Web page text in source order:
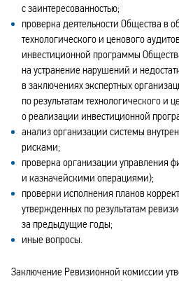
с заинтересованностью;
проверка деятельности Общества в
технологического и ценового
инвестиционной программы
на устранение нарушений и
в заключениях экспертных
по результатам технологического и
о реализации инвестиционной
анализ организации системы
рисками;
проверка организации управления
и казначейскими операциями);
проверки исполнения планов
утвержденных по результатам
за предыдущие годы;
иные вопросы.
Заключение Ревизионной комиссии